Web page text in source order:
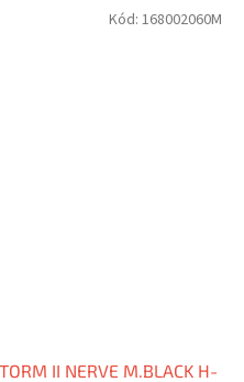
II NERVE M.BLACK H-
Kód: 168002060M